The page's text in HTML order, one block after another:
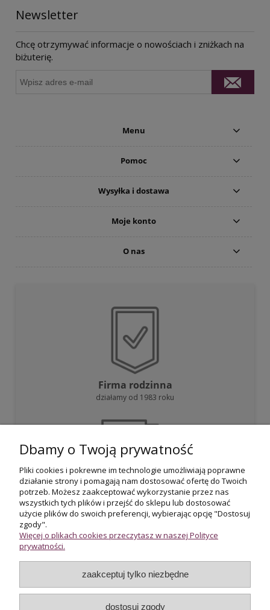
Newsletter
Chcę otrzymywać informacje o nowościach i zniżkach na
biżuterię.
Menu
Pomoc
Wysyłka i dostawa
Moje konto
O nas
Firma rodzinna
działamy od 1983 roku
Darmowa dostawa
przy zakupie powyżej 800 zł
Certyfikowani rzeczoznawcy
wycena i potwierdzenie jakości biżuterii
Dbamy o Twoją prywatność
Pliki cookies i pokrewne im technologie umożliwiają poprawne
działanie strony i pomagają nam dostosować ofertę do Twoich
potrzeb. Możesz zaakceptować wykorzystanie przez nas
wszystkich tych plików i przejść do sklepu lub dostosować
użycie plików do swoich preferencji, wybierając opcję "Dostosuj
zgody".
Więcej o plikach cookies przeczytasz w naszej Polityce
prywatności.
zaakceptuj tylko niezbędne
dostosuj zgody